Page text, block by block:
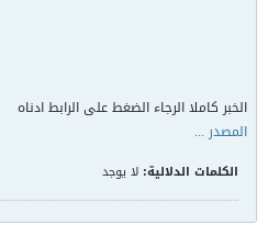
الخبر كاملا الرجاء الضغط على الرابط ادناه
المصدر ...
الكلمات الدلالية: لا يوجد